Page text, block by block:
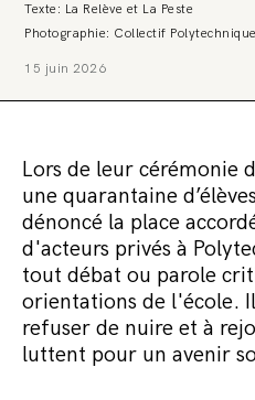
Texte: La Relève et La Peste
Photographie: Collectif Polytechnique
15 juin 2026
Lors de leur cérémonie
une quarantaine
dénoncé la place
d'acteurs privés à
tout débat ou parole
orientations de l'école.
refuser de nuire et à
luttent pour un avenir